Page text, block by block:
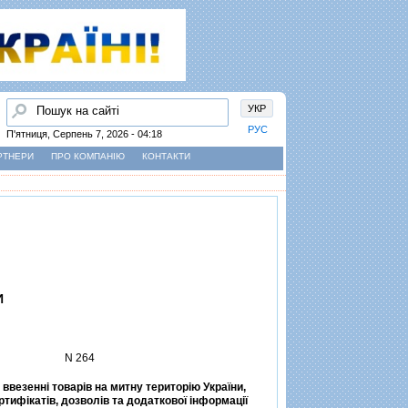
УКР
РУС
Пошук
П'ятниця, Серпень 7, 2026 - 04:18
ПРО КОМПАНІЮ КОНТАКТИ
N 264
товарiв на митну територiю України,
дозволiв та додаткової iнформацiї